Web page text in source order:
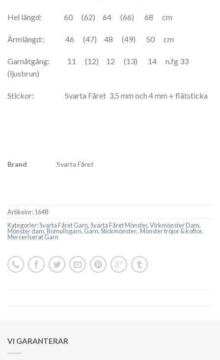
Hel längd: 60 (62) 64 (66) 68 cm
Ärmlängd:: 46 (47) 48 (49) 50 cm
Garnåtgång: 11 (12) 12 (13) 14 n.fg 33
(ljusbrun)
Stickor: Svarta Fåret 3,5 mm och 4 mm + flätsticka
Brand Svarta Fåret
Artikelnr:1648
Kategorier:Svarta Fåret Garn,Svarta Fåret Mönster,Virkmönster Dam,
Mönster dam,Bomullsgarn, Garn,Stickmönster.,Mönster tröjor & koftor,
Merceriserat Garn
VI GARANTERAR